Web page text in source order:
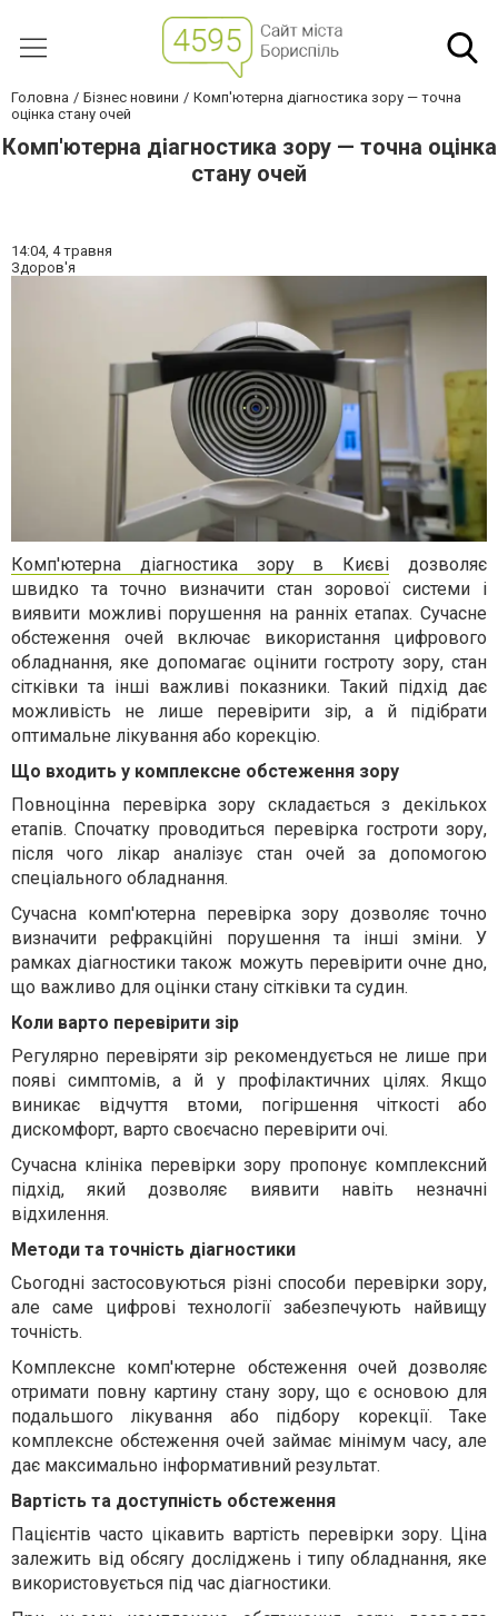
Головна Бізнес новини
Комп'ютерна діагностика зору — точна
оцінка стану очей
Комп'ютерна діагностика зору — точна оцінка
стану очей
14:04, 4 травня
Здоров'я
Комп'ютерна діагностика зору в Києві дозволяє
швидко та точно визначити стан зорової системи і
виявити можливі порушення на ранніх етапах. Сучасне
обстеження очейвключає використання цифрового
обладнання, яке допомагає оцінити гостроту зору, стан
сітківки та інші важливі показники. Такий підхід дає
можливість не лише перевірити зір, а й підібрати
оптимальне лікування або корекцію.
Що входить у комплексне обстеження зору
Повноцінна перевірка зору складається з декількох
етапів. Спочатку проводиться перевірка гостроти зору,
після чого лікар аналізує стан очей за допомогою
спеціального обладнання.
Сучасна комп'ютерна перевірка зору дозволяє точно
визначити рефракційні порушення та інші зміни. У
рамках діагностики також можуть перевірити очне дно,
що важливо для оцінки стану сітківки та судин.
Коли варто перевірити зір
Регулярно перевіряти зір рекомендується не лише при
появі симптомів, а й у профілактичних цілях. Якщо
виникає відчуття втоми, погіршення чіткості або
дискомфорт, варто своєчасно перевірити очі.
Сучасна клініка перевірки зору пропонує комплексний
підхід, який дозволяє виявити навіть незначні
відхилення.
Методи та точність діагностики
Сьогодні застосовуються різніспособи перевірки зору,
але саме цифрові технології забезпечують найвищу
точність.
Комплексне комп'ютерне обстеження очейдозволяє
отримати повну картину стану зору, що є основою для
подальшого лікування або підбору корекції. Таке
комплексне обстеження очей займає мінімум часу, але
дає максимально інформативний результат.
Вартість та доступність обстеження
Пацієнтів часто цікавить вартість перевірки зору. Ціна
залежить від обсягу досліджень і типу обладнання, яке
використовується під час діагностики.